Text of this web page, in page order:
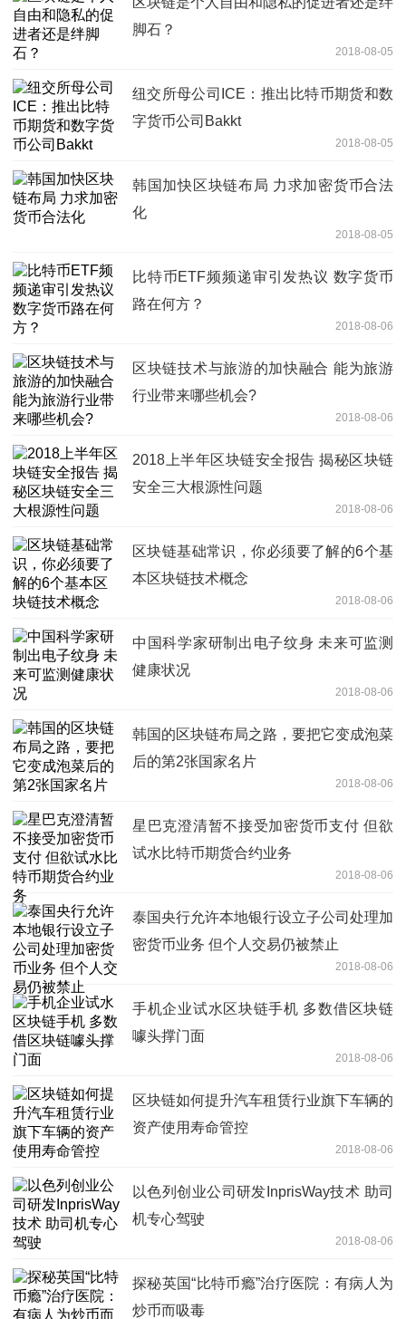
脚石？
2018-08-05
纽交所母公司ICE：推出比特币期货和数
字货币公司Bakkt
2018-08-05
韩国加快区块链布局 力求加密货币合法
化
2018-08-05
比特币ETF频频递审引发热议 数字货币
路在何方？
2018-08-06
区块链技术与旅游的加快融合 能为旅游
行业带来哪些机会?
2018-08-06
2018上半年区块链安全报告 揭秘区块链
安全三大根源性问题
2018-08-06
区块链基础常识，你必须要了解的6个基
本区块链技术概念
2018-08-06
中国科学家研制出电子纹身 未来可监测
健康状况
2018-08-06
韩国的区块链布局之路，要把它变成泡菜
后的第2张国家名片
2018-08-06
星巴克澄清暂不接受加密货币支付 但欲
试水比特币期货合约业务
2018-08-06
泰国央行允许本地银行设立子公司处理加
密货币业务 但个人交易仍被禁止
2018-08-06
手机企业试水区块链手机 多数借区块链
噱头撑门面
2018-08-06
区块链如何提升汽车租赁行业旗下车辆的
资产使用寿命管控
2018-08-06
以色列创业公司研发InprisWay技术 助司
机专心驾驶
2018-08-06
探秘英国“比特币瘾”治疗医院：有病人为
炒币而吸毒